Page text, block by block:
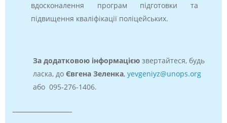
вдосконалення програм підготовки та
підвищення кваліфікації поліцейських.
За додатковою інформацією звертайтеся, будь
ласка, до Євгена Зеленка, yevgeniyz@unops.org
або 095-276-1406.